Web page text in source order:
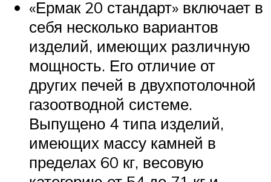
«Ермак 20 стандарт» включает в
себя несколько вариантов
изделий, имеющих различную
мощность. Его отличие от
других печей в двухпотолочной
газоотводной системе.
Выпущено 4 типа изделий,
имеющих массу камней в
пределах 60 кг, весовую